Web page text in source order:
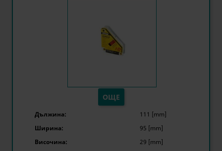
ОЩЕ
Дължина:
111 [mm]
Ширина:
95 [mm]
Височина:
29 [mm]